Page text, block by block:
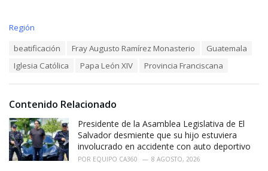
C
i
s
:
Región
beatificación Fray Augusto Ramírez Monasterio
Guatemala
Iglesia Católica
Papa León XIV Provincia Franciscana
Contenido Relacionado
Presidente de la Asamblea Legislativa de El
Salvador desmiente que su hijo estuviera
involucrado en accidente con auto deportivo
POR EQUIPO CA360 8 AGOSTO, 2026